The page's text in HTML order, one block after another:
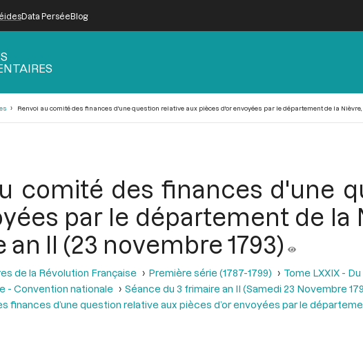
Data PerséeBlog
Renvoi au comité des finances d'une question relative aux pièces d'or envoyées par le département de la
comité des finances d'une
par le département de la
an II (23 novembre 1793)
de la Révolution Française Première série (1787-1799)
Tome LXXIX -
- Convention nationale
Séance du 3 frimaire an II (Samedi 23 Novembre
finances d’une question relative aux pièces d’or envoyées par le